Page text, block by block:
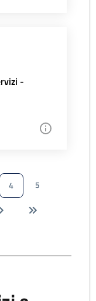
-
4
5